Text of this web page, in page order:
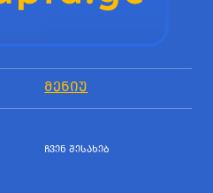
ᲛᲔᲜᲘᲣ
ᲩᲕᲔᲜ ᲨᲔᲡᲐᲮᲔᲑ